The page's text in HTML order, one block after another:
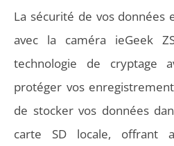
La sécurité de vos données
avec la caméra ieGeek
technologie de cryptage
protéger vos
de stocker vos données
carte SD locale, offrant